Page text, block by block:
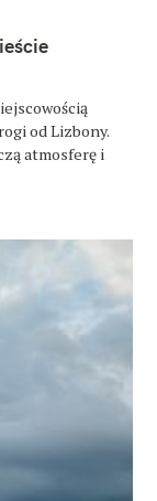
od Lizbony.
atmosferę i